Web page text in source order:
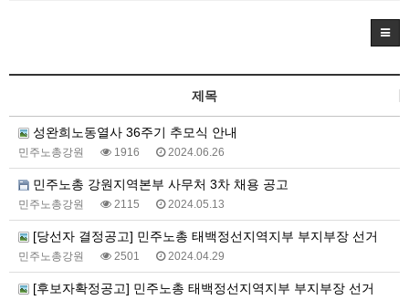
제목
성완희노동열사 36주기 추모식 안내
민주노총강원 1916 2024.06.26
민주노총 강원지역본부 사무처 3차 채용 공고
민주노총강원 2115 2024.05.13
[당선자 결정공고] 민주노총 태백정선지역지부 부지부장 선거
민주노총강원 2501 2024.04.29
[후보자확정공고] 민주노총 태백정선지역지부 부지부장 선거